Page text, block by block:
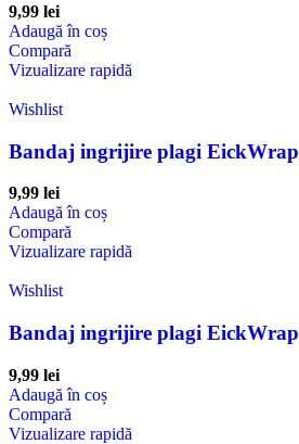
9,99 lei
Adaugă în coș
Compară
Vizualizare rapidă
Wishlist
Bandaj ingrijire plagi EickWrap
9,99 lei
Adaugă în coș
Compară
Vizualizare rapidă
Wishlist
Bandaj ingrijire plagi EickWrap
9,99 lei
Adaugă în coș
Compară
Vizualizare rapidă